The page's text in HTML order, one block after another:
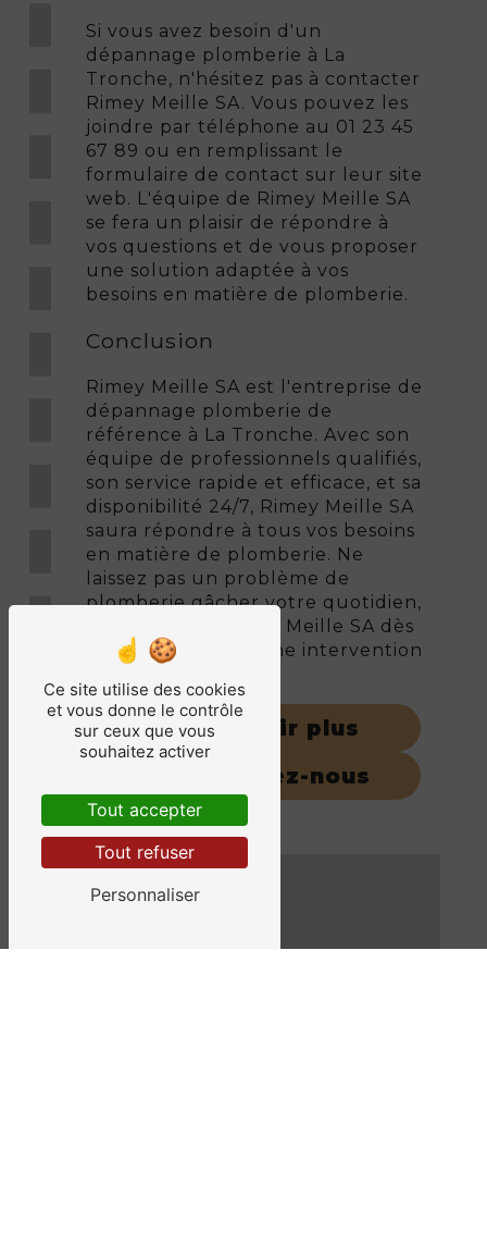
Si vous avez besoin d'un
dépannage plomberie à La
Tronche, n'hésitez pas à contacter
Rimey Meille SA. Vous pouvez les
joindre par téléphone au 01 23 45
67 89 ou en remplissant le
formulaire de contact sur leur site
web. L'équipe de Rimey Meille SA
se fera un plaisir de répondre à
vos questions et de vous proposer
une solution adaptée à vos
besoins en matière de plomberie.
Conclusion
Rimey Meille SA est l'entreprise de
dépannage plomberie de
référence à La Tronche. Avec son
équipe de professionnels qualifiés,
son service rapide et efficace, et sa
disponibilité 24/7, Rimey Meille SA
saura répondre à tous vos besoins
en matière de plomberie. Ne
laissez pas un problème de
plomberie gâcher votre quotidien,
faites appel à Rimey Meille SA dès
maintenant pour une intervention
En savoir plus
Contactez-nous
Ce site utilise des cookies
et vous donne le contrôle
sur ceux que vous
souhaitez activer
Tout accepter
Tout refuser
Personnaliser